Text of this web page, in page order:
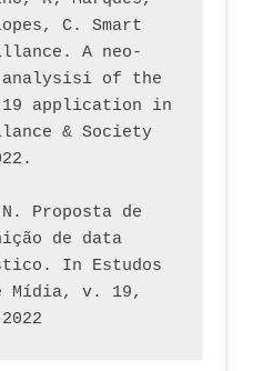
C. Smart
A neo-
of the
19 application in
& Society
Proposta de
de data
In Estudos
Mídia, v. 19,